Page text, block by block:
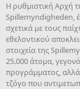
Η ρυθμιστική Αρχή
Spillemyndigheden,
σχετικά με τους
εθελοντικού
στοιχεία της
25.000 άτομα,
προγράμματος,
τζόγο που